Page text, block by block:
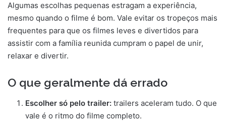
Algumas escolhas pequenas estragam a experiência,
mesmo quando o filme é bom. Vale evitar os tropeços mais
frequentes para que os filmes leves e divertidos para
assistir com a família reunida cumpram o papel de unir,
relaxar e divertir.
O que geralmente dá errado
Escolher só pelo trailer: trailers aceleram tudo. O que
vale é o ritmo do filme completo.